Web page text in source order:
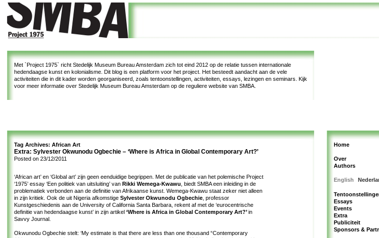
Met `Project 1975` richt Stedelijk Museum Bureau Amsterdam zich tot eind 2012 op de relatie tussen internationale
hedendaagse kunst en kolonialisme. Dit blog is een platform voor het project. Het besteedt aandacht aan de vele
activiteiten die in dit kader worden georganiseerd, zoals tentoonstellingen, activiteiten, essays, lezingen en seminars. Kijk
voor meer informatie over Stedelijk Museum Bureau Amsterdam op de reguliere website van SMBA.
Tag Archives: African Art
Extra: Sylvester Okwunodu Ogbechie – ‘Where is Africa in Global Contemporary Art?’
Posted on 23/12/2011
‘African art’ en ‘Global art’ zijn geen eenduidige begrippen. Met de publicatie van het polemische Project
‘1975’ essay ‘Een politiek van uitsluiting’ van Rikki Wemega-Kwawu , biedt SMBA een inleiding in de
problematiek verbonden aan de definitie van Afrikaanse kunst. Wemega-Kwawu staat zeker niet alleen
in zijn kritiek. Ook de uit Nigeria afkomstige Sylvester Okwunodu Ogbechie , professor
Kunstgeschiedenis aan de University of California Santa Barbara, rekent af met de ‘eurocentrische
definitie van hedendaagse kunst’ in zijn artikel ‘Where is Africa in Global Contemporary Art?’in
Savvy Journal.
Okwunodu Ogbechie stelt: ‘My estimate is that there are less than one thousand “Contemporary
Home
Over
Authors
English
Essays
Events
Extra
Publiciteit
Sponsors &